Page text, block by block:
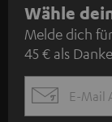
N
e
w
s
l
Wähle
Melde dich
45 € als
EMAIL